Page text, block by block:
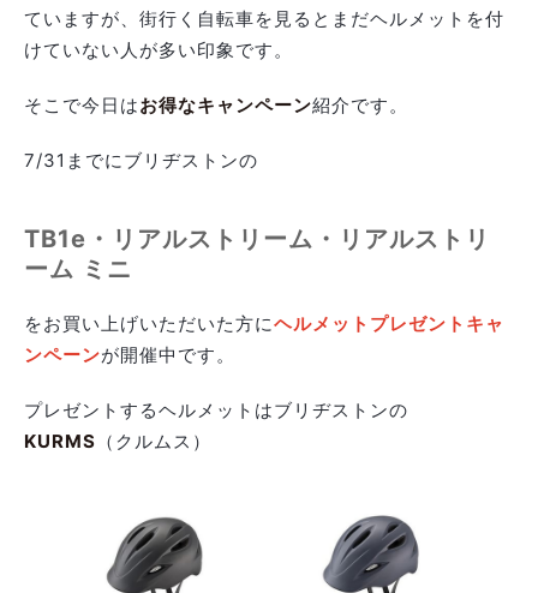
ていますが、街行く自転車を見るとまだヘルメットを付
けていない人が多い印象です。
そこで今日はお得なキャンペーン紹介です。
7/31までにブリヂストンの
TB1e・リアルストリーム・リアルストリ
ーム ミニ
をお買い上げいただいた方にヘルメットプレゼントキャ
ンペーンが開催中です。
プレゼントするヘルメットはブリヂストンの
KURMS （クルムス）